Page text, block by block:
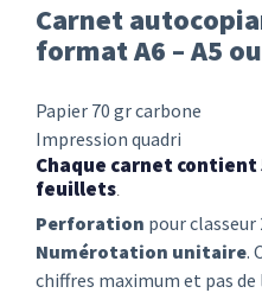
Carnet
format A6 – A5
Papier 70 gr carbone
Impression quadri
Chaque carnet contient
feuillets.
Perforation pour
Numérotation unitaire.
chiffres maximum et pas